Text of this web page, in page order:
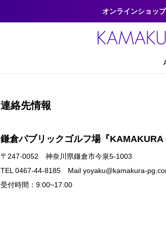
オンラインショッ
連絡先情報
鎌倉パブリックゴルフ場『KAMAKURA
〒247-0052 神奈川県鎌倉市今泉5-1003
TEL 0467-44-8185 Mail yoyaku@kamakura-
受付時間：9:00~17:00